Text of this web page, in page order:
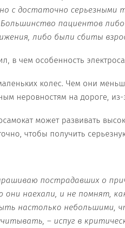
с достаточно серьезными
ольшинство пациентов
либо были сбиты
в чем особенность
колес. Чем они
неровностям на дороге,
может развивать
чтобы получить
пострадавших о
они наехали, и не помнят,
настолько небольшими,
– испуг в